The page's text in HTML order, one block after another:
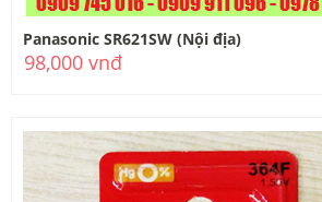
Panasonic SR621SW (Nội địa)
98,000 vnđ